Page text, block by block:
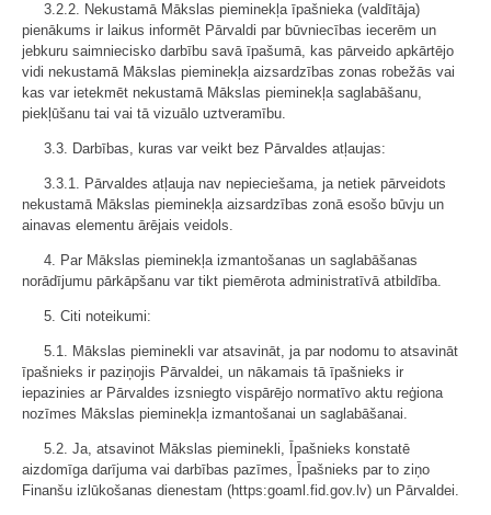
3.2.2. Nekustamā Mākslas pieminekļa īpašnieka (valdītāja)
pienākums ir laikus informēt Pārvaldi par būvniecības iecerēm un
jebkuru saimniecisko darbību savā īpašumā, kas pārveido apkārtējo
vidi nekustamā Mākslas pieminekļa aizsardzības zonas robežās vai
kas var ietekmēt nekustamā Mākslas pieminekļa saglabāšanu,
piekļūšanu tai vai tā vizuālo uztveramību.
3.3. Darbības, kuras var veikt bez Pārvaldes atļaujas:
3.3.1. Pārvaldes atļauja nav nepieciešama, ja netiek pārveidots
nekustamā Mākslas pieminekļa aizsardzības zonā esošo būvju un
ainavas elementu ārējais veidols.
4. Par Mākslas pieminekļa izmantošanas un saglabāšanas
norādījumu pārkāpšanu var tikt piemērota administratīvā atbildība.
5. Citi noteikumi:
5.1. Mākslas pieminekli var atsavināt, ja par nodomu to atsavināt
īpašnieks ir paziņojis Pārvaldei, un nākamais tā īpašnieks ir
iepazinies ar Pārvaldes izsniegto vispārējo normatīvo aktu reģiona
nozīmes Mākslas pieminekļa izmantošanai un saglabāšanai.
5.2. Ja, atsavinot Mākslas pieminekli, Īpašnieks konstatē
aizdomīga darījuma vai darbības pazīmes, Īpašnieks par to ziņo
Finanšu izlūkošanas dienestam (https:goaml.fid.gov.lv) un Pārvaldei.